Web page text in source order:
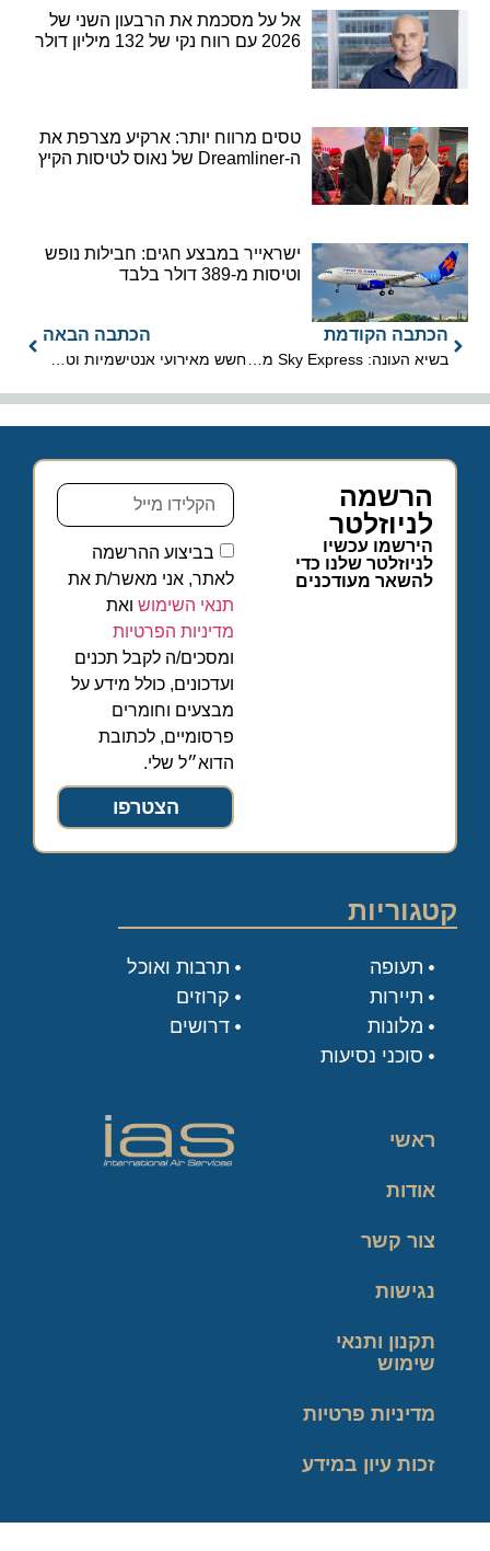
אל על מסכמת את הרבעון השני של
2026 עם רווח נקי של 132 מיליון דולר
טסים מרווח יותר: ארקיע מצרפת את
ה-Dreamliner של נאוס לטיסות הקיץ
ישראייר במבצע חגים: חבילות נופש
וטיסות מ-389 דולר בלבד
הכתבה הקודמת
בשיא העונה: Sky Express מציעה טיסות לאתונה החל מ-63 אירו
הכתבה הבאה
חשש מאירועי אנטישמיות וטרור: הוסר השלט של מיצג הנובה בלונדון
הרשמה
לניוזלטר
הירשמו עכשיו
לניוזלטר שלנו כדי
להשאר מעודכנים
בביצוע ההרשמה
לאתר, אני מאשר/ת את
תנאי השימושואת
מדיניות הפרטיות
ומסכים/ה לקבל תכנים
ועדכונים, כולל מידע על
מבצעים וחומרים
פרסומיים, לכתובת
הדוא״ל שלי.
הצטרפו
קטגוריות
תעופה
תיירות
מלונות
סוכני נסיעות
תרבות ואוכל
קרוזים
דרושים
ראשי
אודות
צור קשר
נגישות
תקנון ותנאי
שימוש
מדיניות פרטיות
זכות עיון במידע